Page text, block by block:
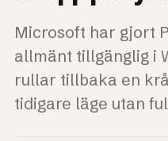
Microsoft har gjort
allmänt tillgänglig i
rullar tillbaka en
tidigare läge utan